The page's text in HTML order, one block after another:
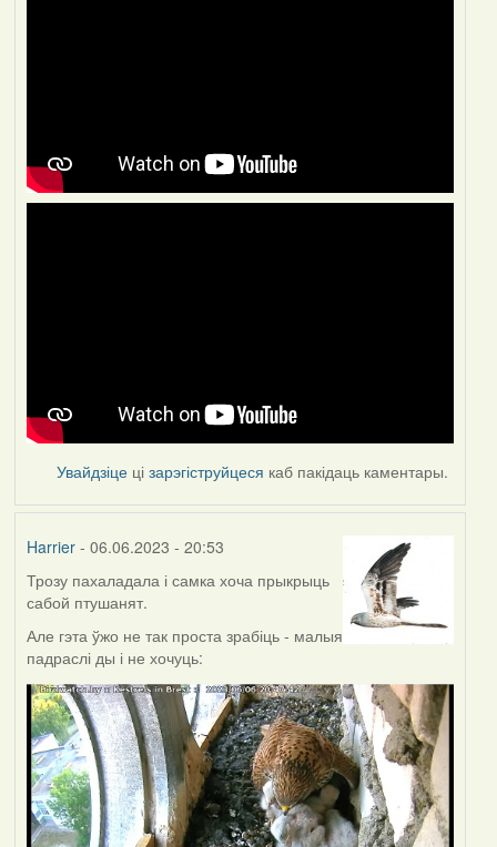
Увайдзіце цізарэгіструйцеся каб пакідаць каментары.
Harrier- 06.06.2023 - 20:53
Трозу пахаладала і самка хоча прыкрыць
сабой птушанят.
Але гэта ўжо не так проста зрабіць - малыя
падраслі ды і не хочуць: